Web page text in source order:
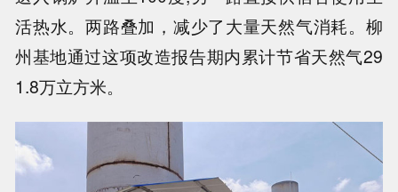
活热水。两路叠加，减少了大量天然气消耗。柳
州基地通过这项改造报告期内累计节省天然气29
1.8万立方米。